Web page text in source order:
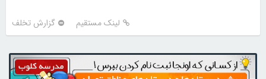
لینک مستقیم گزارش تخلف